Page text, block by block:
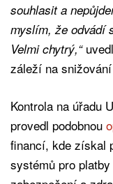
souhlasit a
myslím, že odvádí
Velmi chytrý,“
záleží na
Kontrola na úřadu
provedl podobnou
financí, kde získal
systémů pro